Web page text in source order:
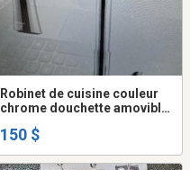
Robinet de cuisine couleur
chrome douchette amovible
pompe a savon incluse.
150 $